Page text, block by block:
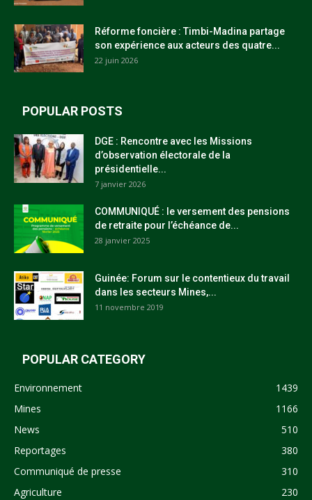
Réforme foncière : Timbi-Madina partage
son expérience aux acteurs des quatre...
22 juin 2026
POPULAR POSTS
DGE : Rencontre avec les Missions
d’observation électorale de la
présidentielle...
7 janvier 2026
COMMUNIQUÉ : le versement des pensions
de retraite pour l’échéance de...
28 janvier 2025
Guinée: Forum sur le contentieux du travail
dans les secteurs Mines,...
11 novembre 2019
POPULAR CATEGORY
Environnement
1439
Mines
1166
News
510
Reportages
380
Communiqué de presse
310
Agriculture
230